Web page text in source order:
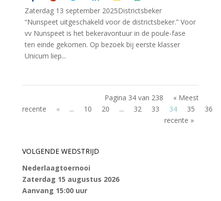
Zaterdag 13 september 2025Districtsbeker
“Nunspeet uitgeschakeld voor de districtsbeker.” Voor
vv Nunspeet is het bekeravontuur in de poule-fase
ten einde gekomen. Op bezoek bij eerste klasser
Unicum liep...
Pagina 34 van 238
« Meest
recente
« ... 10 20 ... 32 33 34 35
36
recente »
VOLGENDE WEDSTRIJD
Nederlaagtoernooi
Zaterdag 15 augustus 2026
Aanvang 15:00 uur